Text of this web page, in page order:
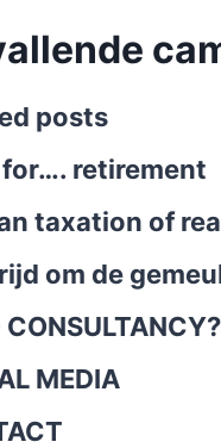
posts
retirement
taxation of
om de
CONSULTANCY?
MEDIA